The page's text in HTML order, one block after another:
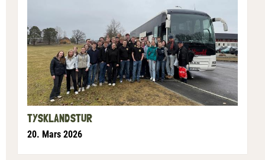
TYSKLANDSTUR
20. Mars 2026